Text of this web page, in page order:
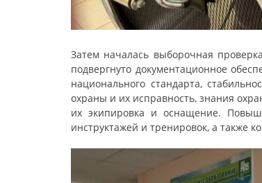
Затем началась выборочная
подвергнуто документационное
национального стандарта,
охраны и их исправность, знания
их экипировка и оснащение.
инструктажей и тренировок, а также